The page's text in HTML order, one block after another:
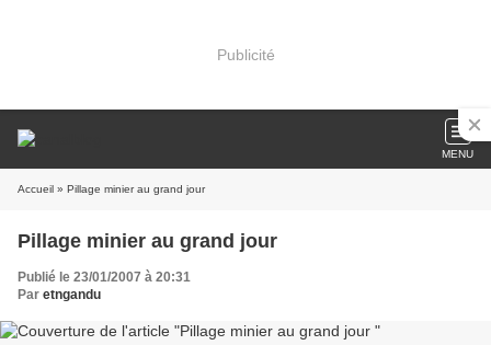
Publicité
MENU
Accueil » Pillage minier au grand jour
Pillage minier au grand jour
Publié le 23/01/2007 à 20:31
Par etngandu